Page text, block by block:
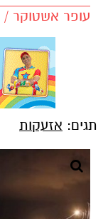
עופר אשטוקר / 07:18 14.11.19
תגים: אזעקות